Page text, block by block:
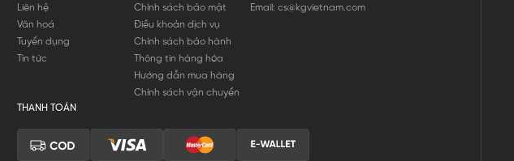
Liên hệ
Văn hoá
Tuyển dụng
Tin tức
Chính sách bảo mật
Điều khoản dịch vụ
Chính sách bảo hành
Thông tin hàng hóa
Hướng dẫn mua hàng
Chính sách vận chuyển
Email: cs@kgvietnam.com
THANH TOÁN